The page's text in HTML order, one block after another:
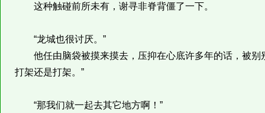
这种触碰前所未有，谢寻非脊背僵了一下。
“龙城也很讨厌。”
他任由脑袋被摸来摸去，压抑在心底许多年的话，被别
打架还是打架。”
“那我们就一起去其它地方啊！”